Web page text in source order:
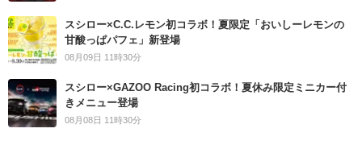
スシロー×C.C.レモン初コラボ！夏限定「おいしーレモンの
甘酸っぱパフェ」新登場
08月09日 11時30分
スシロー×GAZOO Racing初コラボ！夏休み限定ミニカー付
きメニュー登場
08月08日 11時30分